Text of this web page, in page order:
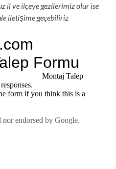
il ve ilçeye gezilerimiz olur ise
iletişime geçebiliriz